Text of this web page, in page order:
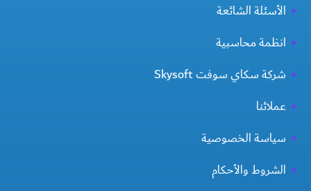
الأسئلة الشائعة
انظمة محاسبية
شركة سكاي سوفت Skysoft
عملائنا
سياسة الخصوصية
الشروط والأحكام